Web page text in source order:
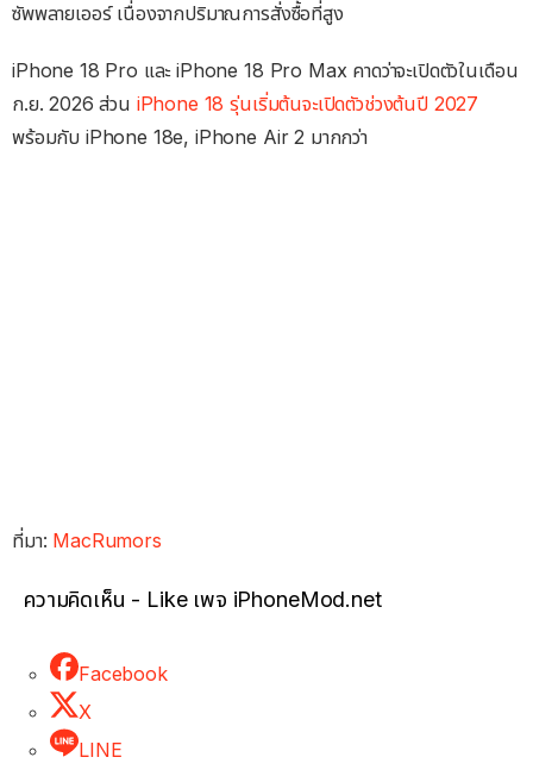
ซัพพลายเออร์ เนื่องจากปริมาณการสั่งซื้อที่สูง
iPhone 18 Pro และ iPhone 18 Pro Max คาดว่าจะเปิดตัวในเดือน
ก.ย. 2026 ส่วน iPhone 18 รุ่นเริ่มต้นจะเปิดตัวช่วงต้นปี 2027
พร้อมกับ iPhone 18e, iPhone Air 2 มากกว่า
ที่มา: MacRumors
ความคิดเห็น - Like เพจ iPhoneMod.net
Facebook
X
LINE